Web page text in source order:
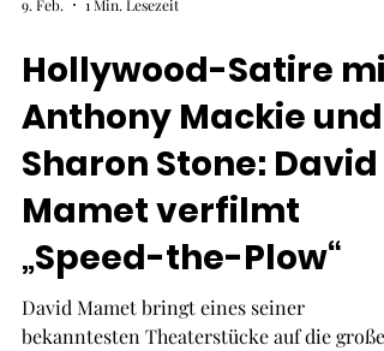
9. Feb. 1 Min. Lesezeit
Hollywood-Satire mit
Anthony Mackie und
Sharon Stone: David
Mamet verfilmt
„Speed-the-Plow“